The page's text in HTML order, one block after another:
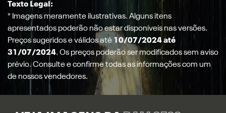
Texto Legal:
* Imagens meramente ilustrativas. Alguns itens
apresentados poderão não estar disponíveis nas versões.
Preços sugeridos e válidos até 10/07/2024 até
31/07/2024. Os preços poderão ser modificados sem aviso
prévio. Consulte e confirme todas as informações com um
de nossos vendedores.